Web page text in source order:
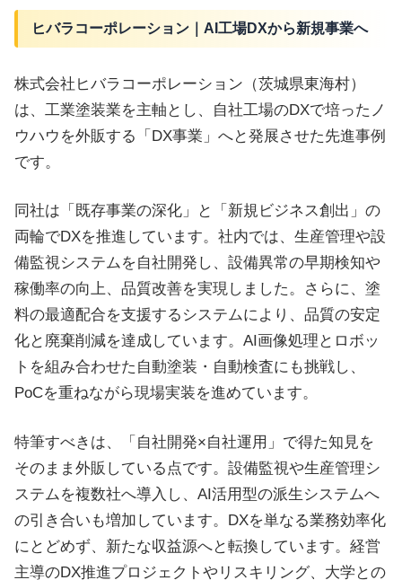
ヒバラコーポレーション｜AI工場DXから新規事業へ
株式会社ヒバラコーポレーション（茨城県東海村）
は、工業塗装業を主軸とし、自社工場のDXで培ったノ
ウハウを外販する「DX事業」へと発展させた先進事例
です。
同社は「既存事業の深化」と「新規ビジネス創出」の
両輪でDXを推進しています。社内では、生産管理や設
備監視システムを自社開発し、設備異常の早期検知や
稼働率の向上、品質改善を実現しました。さらに、塗
料の最適配合を支援するシステムにより、品質の安定
化と廃棄削減を達成しています。AI画像処理とロボッ
トを組み合わせた自動塗装・自動検査にも挑戦し、
PoCを重ねながら現場実装を進めています。
特筆すべきは、「自社開発×自社運用」で得た知見を
そのまま外販している点です。設備監視や生産管理シ
ステムを複数社へ導入し、AI活用型の派生システムへ
の引き合いも増加しています。DXを単なる業務効率化
にとどめず、新たな収益源へと転換しています。経営
主導のDX推進プロジェクトやリスキリング、大学との